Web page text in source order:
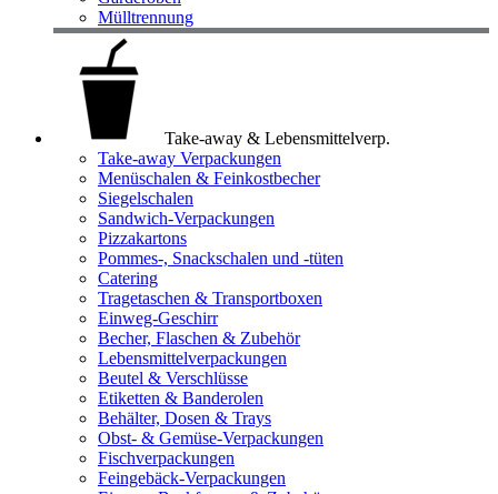
Mülltrennung
Take-away & Lebensmittelverp.
Take-away Verpackungen
Menüschalen & Feinkostbecher
Siegelschalen
Sandwich-Verpackungen
Pizzakartons
Pommes-, Snackschalen und -tüten
Catering
Tragetaschen & Transportboxen
Einweg-Geschirr
Becher, Flaschen & Zubehör
Lebensmittelverpackungen
Beutel & Verschlüsse
Etiketten & Banderolen
Behälter, Dosen & Trays
Obst- & Gemüse-Verpackungen
Fischverpackungen
Feingebäck-Verpackungen